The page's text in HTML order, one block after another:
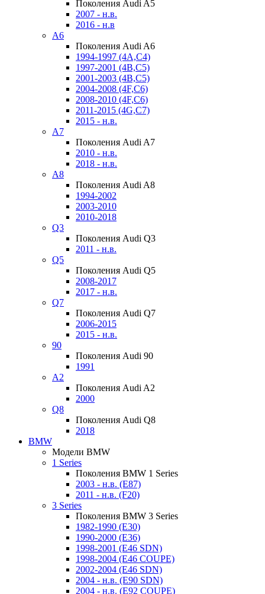
Поколения Audi A5
2007 - н.в.
2016 - н.в
A6
Поколения Audi A6
1994-1997 (4A,C4)
1997-2001 (4B,C5)
2001-2003 (4B,C5)
2004-2008 (4F,C6)
2008-2010 (4F,C6)
2011-2015 (4G,C7)
2015 - н.в.
A7
Поколения Audi A7
2010 - н.в.
2018 - н.в.
A8
Поколения Audi A8
1994-2002
2003-2010
2010-2018
Q3
Поколения Audi Q3
2011 - н.в.
Q5
Поколения Audi Q5
2008-2017
2017 - н.в.
Q7
Поколения Audi Q7
2006-2015
2015 - н.в.
90
Поколения Audi 90
1991
A2
Поколения Audi A2
2000
Q8
Поколения Audi Q8
2018
BMW
Модели BMW
1 Series
Поколения BMW 1 Series
2003 - н.в. (E87)
2011 - н.в. (F20)
3 Series
Поколения BMW 3 Series
1982-1990 (E30)
1990-2000 (E36)
1998-2001 (E46 SDN)
1998-2004 (E46 COUPE)
2002-2004 (E46 SDN)
2004 - н.в. (E90 SDN)
2004 - н.в. (E92 COUPE)